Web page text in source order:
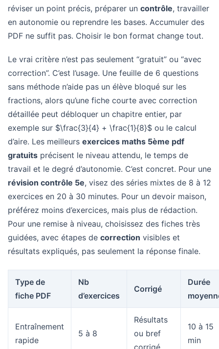
réviser un point précis, préparer un contrôle, travailler
en autonomie ou reprendre les bases. Accumuler des
PDF ne suffit pas. Choisir le bon format change tout.
Le vrai critère n’est pas seulement “gratuit” ou “avec
correction”. C’est l’usage. Une feuille de 6 questions
sans méthode n’aide pas un élève bloqué sur les
fractions, alors qu’une fiche courte avec correction
détaillée peut débloquer un chapitre entier, par
exemple sur $\frac{3}{4} + \frac{1}{8}$ ou le calcul
d’aire. Les meilleurs exercices maths 5ème pdf
gratuits précisent le niveau attendu, le temps de
travail et le degré d’autonomie. C’est concret. Pour une
révision contrôle 5e, visez des séries mixtes de 8 à 12
exercices en 20 à 30 minutes. Pour un devoir maison,
préférez moins d’exercices, mais plus de rédaction.
Pour une remise à niveau, choisissez des fiches très
guidées, avec étapes de correction visibles et
résultats expliqués, pas seulement la réponse finale.
Type de
fiche PDF
Nb
d’exercices
Corrigé
Durée
Entraînement
rapide
5 à 8
Résultats
ou bref
corrigé
10 à 15
min